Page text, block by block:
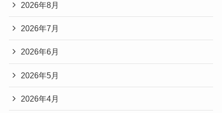
2026年8月
2026年7月
2026年6月
2026年5月
2026年4月